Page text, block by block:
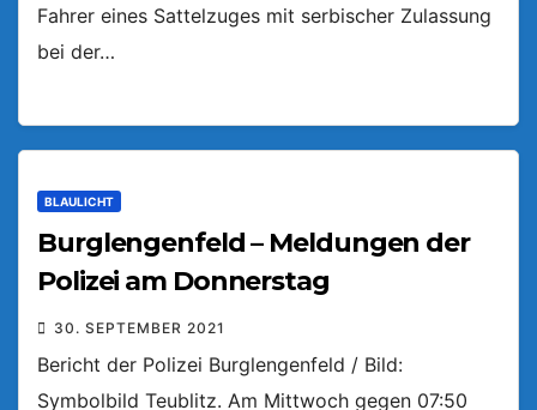
Fahrer eines Sattelzuges mit serbischer Zulassung
bei der…
BLAULICHT
Burglengenfeld – Meldungen der
Polizei am Donnerstag
30. SEPTEMBER 2021
Bericht der Polizei Burglengenfeld / Bild:
Symbolbild Teublitz. Am Mittwoch gegen 07:50